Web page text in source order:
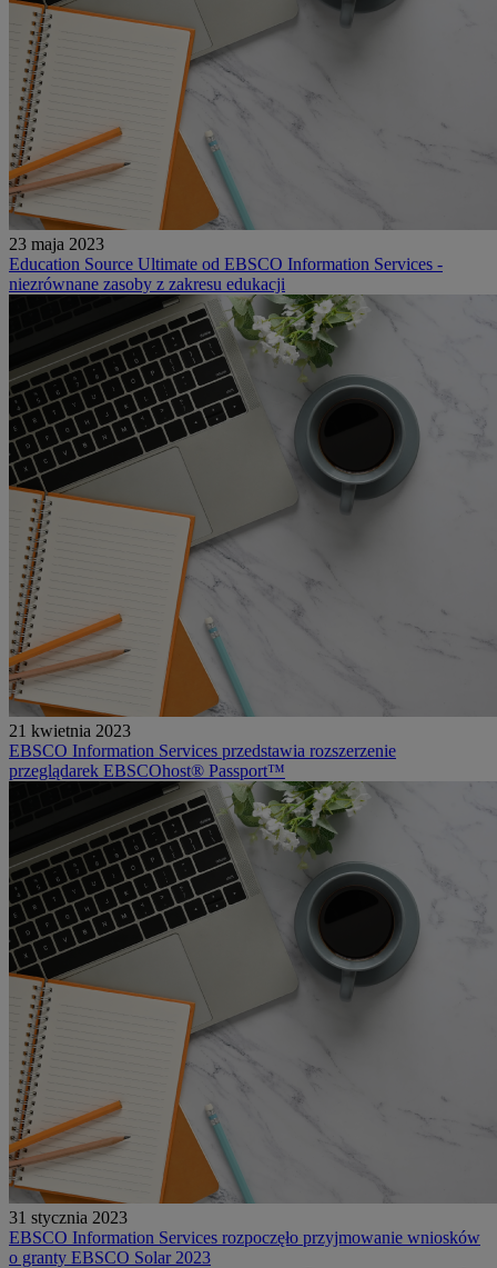
23 maja 2023
Education Source Ultimate od EBSCO Information Services -
niezrównane zasoby z zakresu edukacji
21 kwietnia 2023
EBSCO Information Services przedstawia rozszerzenie
przeglądarek EBSCOhost® Passport™
31 stycznia 2023
EBSCO Information Services rozpoczęło przyjmowanie wniosków
o granty EBSCO Solar 2023